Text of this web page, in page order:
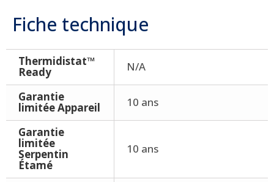
Fiche technique
Thermidistat™
Ready N/A
Garantie
limitée Appareil 10 ans
Garantie
limitée
Serpentin
Étamé
10 ans